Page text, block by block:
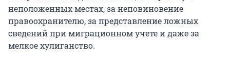
неположенных местах, за неповиновение
правоохранителю, за представление ложных
сведений при миграционном учете и даже за
мелкое хулиганство.